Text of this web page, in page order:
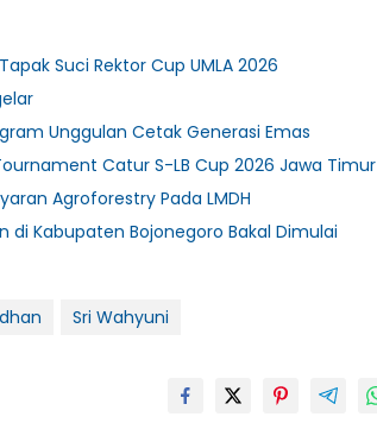
Suci Rektor Cup UMLA 2026
Unggulan Cetak Generasi Emas
Catur S-LB Cup 2026 Jawa Timur
Agroforestry Pada LMDH
di Kabupaten Bojonegoro Bakal Dimulai
Sri Wahyuni